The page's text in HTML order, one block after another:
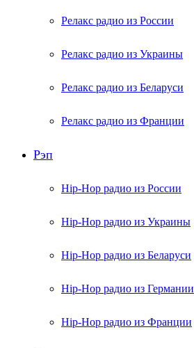
Релакс радио из России
Релакс радио из Украины
Релакс радио из Беларуси
Релакс радио из Франции
Рэп
Hip-Hop радио из России
Hip-Hop радио из Украины
Hip-Hop радио из Беларуси
Hip-Hop радио из Германии
Hip-Hop радио из Франции